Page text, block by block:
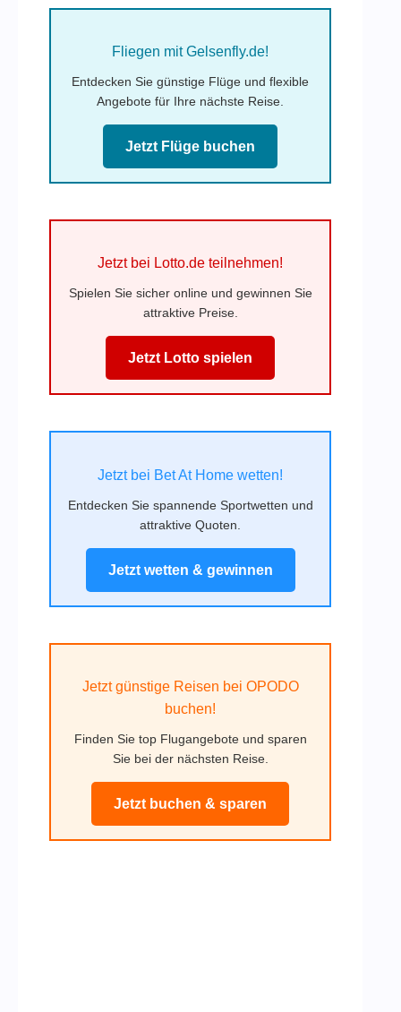
Fliegen mit Gelsenfly.de!
Entdecken Sie günstige Flüge und flexible
Angebote für Ihre nächste Reise.
Jetzt Flüge buchen
Jetzt bei Lotto.de teilnehmen!
Spielen Sie sicher online und gewinnen Sie
attraktive Preise.
Jetzt Lotto spielen
Jetzt bei Bet At Home wetten!
Entdecken Sie spannende Sportwetten und
attraktive Quoten.
Jetzt wetten & gewinnen
Jetzt günstige Reisen bei OPODO
buchen!
Finden Sie top Flugangebote und sparen
Sie bei der nächsten Reise.
Jetzt buchen & sparen